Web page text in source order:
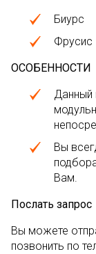
Биурс
Фрусис
ОСОБЕННОСТИ
Данный
Вы
Вам.
Послать запрос
Вы можете
позвонить по